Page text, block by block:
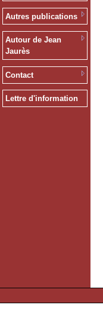
Autres publications
Autour de Jean
Jaurès
Contact
Lettre d'information